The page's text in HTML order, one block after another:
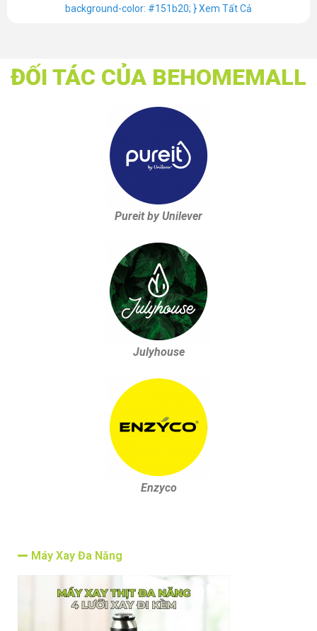
background-color: #151b20; }Xem Tất Cả
ĐỐI TÁC CỦA BEHOMEMALL
Pureit by Unilever
Julyhouse
Enzyco
Máy Xay Đa Năng